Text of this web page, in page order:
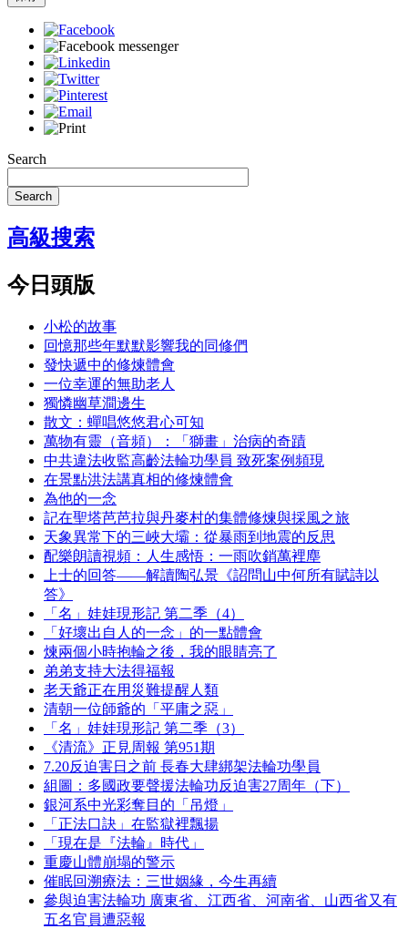
Search
Search
高級搜索
今日頭版
小松的故事
回憶那些年默默影響我的同修們
發快遞中的修煉體會
一位幸運的無助老人
獨憐幽草澗邊生
散文：蟬唱悠悠君心可知
萬物有靈（音頻）：「獅畫」治病的奇蹟
中共違法收監高齡法輪功學員 致死案例頻現
在景點洪法講真相的修煉體會
為他的一念
記在聖塔芭芭拉與丹麥村的集體修煉與採風之旅
天象異常下的三峽大壩：從暴雨到地震的反思
配樂朗讀視頻：人生感悟：一雨吹銷萬裡塵
上士的回答——解讀陶弘景《詔問山中何所有賦詩以
答》
「名」娃娃現形記 第二季（4）
「好壞出自人的一念」的一點體會
煉兩個小時抱輪之後，我的眼睛亮了
弟弟支持大法得福報
老天爺正在用災難提醒人類
清朝一位師爺的「平庸之惡」
「名」娃娃現形記 第二季（3）
《清流》正見周報 第951期
7.20反迫害日之前 長春大肆綁架法輪功學員
組圖：多國政要聲援法輪功反迫害27周年（下）
銀河系中光彩奪目的「吊燈」
「正法口訣」在監獄裡飄揚
「現在是『法輪』時代」
重慶山體崩塌的警示
催眠回溯療法：三世姻緣，今生再續
參與迫害法輪功 廣東省、江西省、河南省、山西省又有
五名官員遭惡報